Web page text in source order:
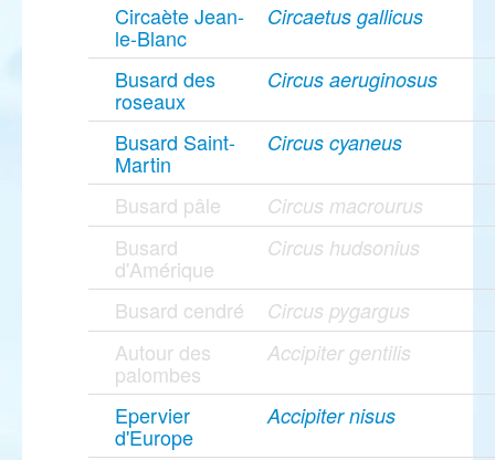
Circaète Jean-
le-Blanc
Circaetus gallicus
Busard des
roseaux
Circus aeruginosus
Busard Saint-
Martin
Circus cyaneus
Busard pâle Circus macrourus
Busard
d'Amérique
Circus hudsonius
Busard cendré Circus pygargus
Autour des
palombes
Accipiter gentilis
Epervier
d'Europe
Accipiter nisus